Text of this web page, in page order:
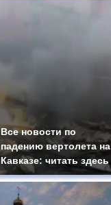
Все новости по
падению вертолета на
Кавказе: читать здесь